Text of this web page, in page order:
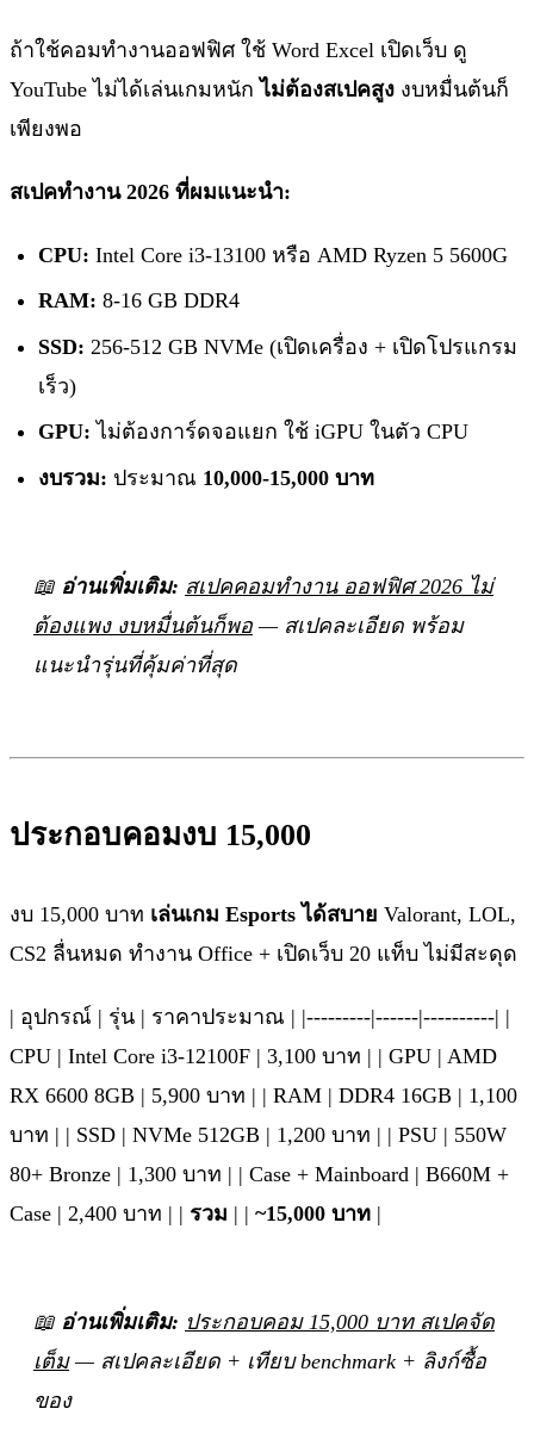
ถ้าใช้คอมทำงานออฟฟิศ ใช้ Word Excel เปิดเว็บ ดู
YouTube ไม่ได้เล่นเกมหนักไม่ต้องสเปคสูง งบหมื่นต้นก็
เพียงพอ
สเปคทำงาน 2026 ที่ผมแนะนำ:
CPU: Intel Core i3-13100 หรือ AMD Ryzen 5 5600G
RAM: 8-16 GB DDR4
SSD: 256-512 GB NVMe (เปิดเครื่อง + เปิดโปรแกรม
เร็ว)
GPU: ไม่ต้องการ์ดจอแยก ใช้ iGPU ในตัว CPU
งบรวม: ประมาณ 10,000-15,000 บาท
📖 อ่านเพิ่มเติม: สเปคคอมทำงาน ออฟฟิศ 2026 ไม่
ต้องแพง งบหมื่นต้นก็พอ — สเปคละเอียด พร้อม
แนะนำรุ่นที่คุ้มค่าที่สุด
ประกอบคอมงบ 15,000
งบ 15,000 บาท เล่นเกม Esports ได้สบาย Valorant, LOL,
CS2 ลื่นหมด ทำงาน Office + เปิดเว็บ 20 แท็บ ไม่มีสะดุด
| อุปกรณ์ | รุ่น | ราคาประมาณ | |---------|------|----------| |
CPU | Intel Core i3-12100F | 3,100 บาท | | GPU | AMD
RX 6600 8GB | 5,900 บาท | | RAM | DDR4 16GB | 1,100
บาท | | SSD | NVMe 512GB | 1,200 บาท | | PSU | 550W
80+ Bronze | 1,300 บาท | | Case + Mainboard | B660M +
Case | 2,400 บาท | | รวม | | ~15,000 บาท |
📖 อ่านเพิ่มเติม: ประกอบคอม 15,000 บาท สเปคจัด
เต็ม— สเปคละเอียด + เทียบ benchmark + ลิงก์ซื้อ
ของ